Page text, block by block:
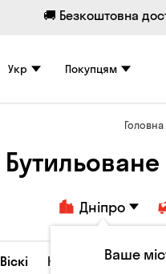
🚚 Безкоштовна
Укр Покупцям
Головна
Дніпро
Віскі Коктейлі Горілка
Ваше